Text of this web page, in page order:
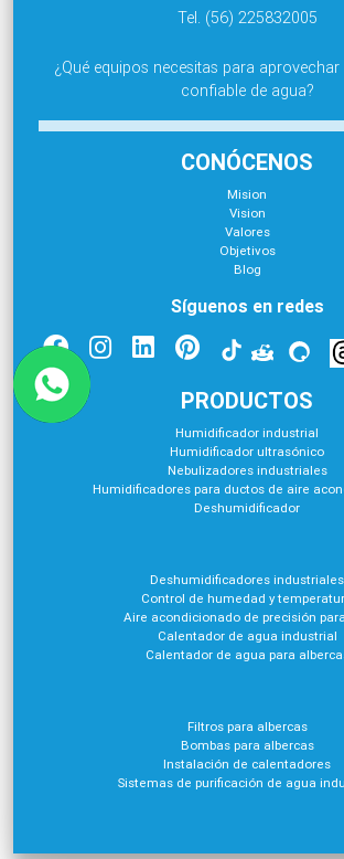
Tel. (56) 225832005
¿Qué equipos necesitas para
confiable de agua?
CONÓCENOS
Mision
Vision
Valores
Objetivos
Blog
Síguenos en redes
PRODUCTOS
Humidificador industrial
Humidificador ultrasónico
Nebulizadores industriales
Humidificadores para ductos de aire
Deshumidificador
Deshumidificadores industriales
Control de humedad y
Aire acondicionado de precisión
Calentador de agua industrial
Calentador de agua para
Filtros para albercas
Bombas para albercas
Instalación de calentadores
Sistemas de purificación de agua